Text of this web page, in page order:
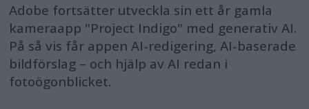
Adobe fortsätter utveckla sin ett år gamla
kameraapp "Project Indigo" med generativ AI.
På så vis får appen AI-redigering, AI-baserade
bildförslag – och hjälp av AI redan i
fotoögonblicket.